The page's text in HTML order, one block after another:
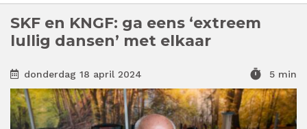
SKF en KNGF: ga eens ‘extreem
lullig dansen’ met elkaar
donderdag 18 april 2024 timer 5 min